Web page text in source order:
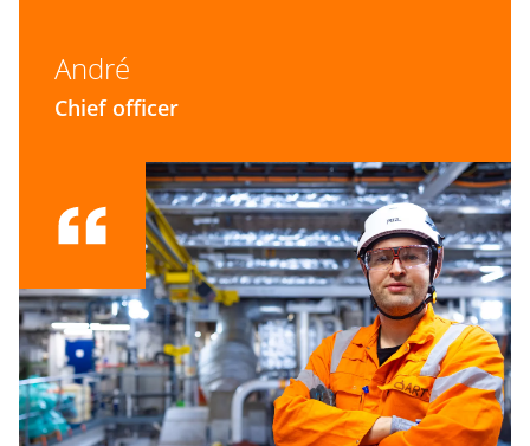
André
Chief officer